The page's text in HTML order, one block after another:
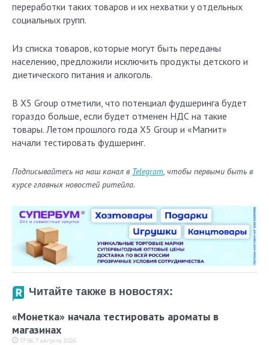
переработки таких товаров и их нехватки у отдельных
социальных групп.
Из списка товаров, которые могут быть переданы
населению, предложили исключить продукты детского и
диетического питания и алкоголь.
В X5 Group отметили, что потенциал фудшеринга будет
гораздо больше, если будет отменен НДС на такие
товары. Летом прошлого года X5 Group и «Магнит»
начали тестировать фудшеринг.
Подписывайтесь на наш канал в Telegram, чтобы первыми быть в
курсе главных новостей ритейла.
Читайте также в новостях:
«Монетка» начала тестировать ароматы в
магазинах
17:56, 7 августа 2026